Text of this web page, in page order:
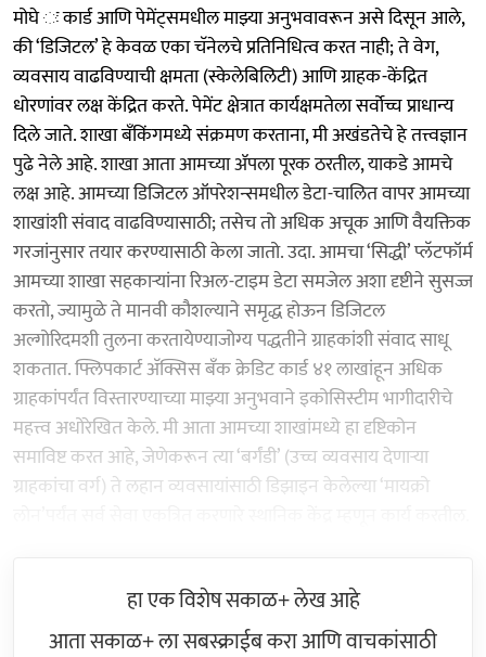
मोघे ः कार्ड आणि पेमेंट्समधील माझ्या अनुभवावरून असे दिसून आले,
की ‘डिजिटल’ हे केवळ एका चॅनेलचे प्रतिनिधित्व करत नाही; ते वेग,
व्यवसाय वाढविण्याची क्षमता (स्केलेबिलिटी) आणि ग्राहक-केंद्रित
धोरणांवर लक्ष केंद्रित करते. पेमेंट क्षेत्रात कार्यक्षमतेला सर्वोच्च प्राधान्य
दिले जाते. शाखा बँकिंगमध्ये संक्रमण करताना, मी अखंडतेचे हे तत्त्वज्ञान
पुढे नेले आहे. शाखा आता आमच्या ॲपला पूरक ठरतील, याकडे आमचे
लक्ष आहे. आमच्या डिजिटल ऑपरेशन्समधील डेटा-चालित वापर आमच्या
शाखांशी संवाद वाढविण्यासाठी; तसेच तो अधिक अचूक आणि वैयक्तिक
गरजांनुसार तयार करण्यासाठी केला जातो. उदा. आमचा ‘सिद्धी’ प्लॅटफॉर्म
आमच्या शाखा सहकाऱ्यांना रिअल-टाइम डेटा समजेल अशा दृष्टीने सुसज्ज
करतो, ज्यामुळे ते मानवी कौशल्याने समृद्ध होऊन डिजिटल
अल्गोरिदमशी तुलना करतायेण्याजोग्य पद्धतीने ग्राहकांशी संवाद साधू
शकतात. फ्लिपकार्ट अ‍ॅक्सिस बँक क्रेडिट कार्ड ४१ लाखांहून अधिक
ग्राहकांपर्यंत विस्तारण्याच्या माझ्या अनुभवाने इकोसिस्टीम भागीदारीचे
महत्त्व अधोरेखित केले. मी आता आमच्या शाखांमध्ये हा दृष्टिकोन
समाविष्ट करत आहे, जेणेकरून त्या ‘बर्गंडी’ (उच्च व्यवसाय देणाऱ्या
ग्राहकांचा वर्ग) ते लहान व्यवसायांसाठी डिझाइन केलेल्या ‘मायक्रो
हा एक विशेष सकाळ+ लेख आहे
आता सकाळ+ ला सबस्क्राईब करा आणि वाचकांसाठी